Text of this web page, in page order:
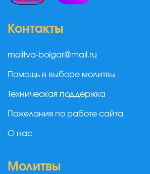
Контакты
molitva-bolgar@mail.ru
Помощь в выборе молитвы
Техническая поддержка
Пожелания по работе сайта
О нас
Молитвы